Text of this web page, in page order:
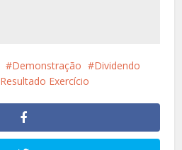
Demonstração
Dividendo
Resultado Exercício